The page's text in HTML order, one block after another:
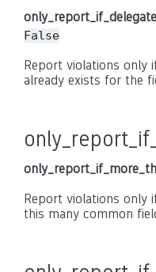
False
Report violations only
already exists for the
Report violations only
this many common